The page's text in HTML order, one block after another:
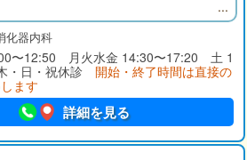
化器内科
〜12:50 月火水金 14:30〜17:20 土 1
・日・祝休診 開始・終了時間は直接の
ます
詳細を見る